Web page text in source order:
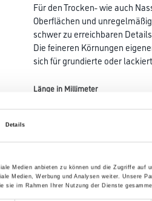
Details
Medien anbieten zu können und die Zugriffe auf
Medien, Werbung und Analysen weiter. Unsere
sie im Rahmen Ihrer Nutzung der Dienste
Für den Trocken- wie auch
Oberflächen und
schwer zu erreichbaren
Die feineren Körnungen
sich für grundierte oder
Länge in Millimeter